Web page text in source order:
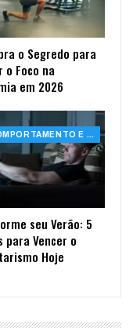
o Segredo para
o Foco na
em 2026
COMPORTAMENTO E SAÚDE
seu Verão: 5
para Vencer o
Hoje